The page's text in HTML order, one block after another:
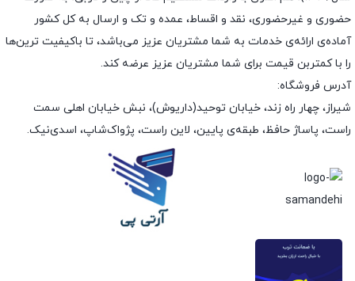
حضوری و غیرحضوری، نقد و اقساط، عمده و تک و ارسال به کل کشور
آماده‌ی ارائه‌ی خدمات به شما مشتریان عزیز می‌باشد، تا باکیفیت ترین‌ها
را با کمتربن قیمت برای شما مشتریان عزیز عرضه کند.
آدرس فروشگاه:
شیراز، چهار راه زند، خیابان توحید(داریوش)، نبش خیابان اهلی سمت
راست، پاساژ حافظ، طبقه‌ی پایین، لاین راست، پژواک‌شاپ، اسدی‌نیک.